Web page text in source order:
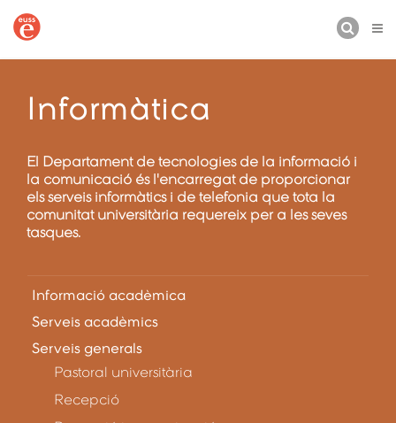
Informàtica
El Departament de tecnologies de la informació i
la comunicació és l'encarregat de proporcionar
els serveis informàtics i de telefonia que tota la
comunitat universitària requereix per a les seves
tasques.
Informació acadèmica
Serveis acadèmics
Serveis generals
Pastoral universitària
Recepció